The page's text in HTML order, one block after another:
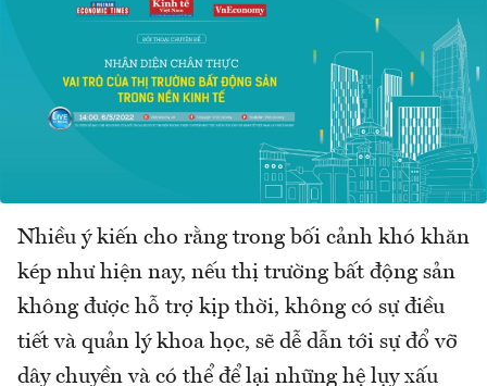
Nhiều ý kiến cho rằng trong bối cảnh khó khăn
kép như hiện nay, nếu thị trường bất động sản
không được hỗ trợ kịp thời, không có sự điều
tiết và quản lý khoa học, sẽ dễ dẫn tới sự đổ vỡ
dây chuyền và có thể để lại những hệ lụy xấu